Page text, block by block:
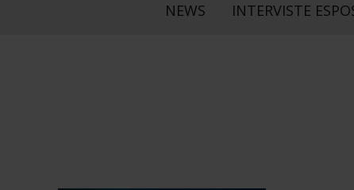
NEWS INTERVISTE